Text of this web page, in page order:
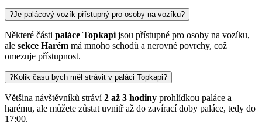
?Je palácový vozík přístupný pro osoby na vozíku?
Některé části paláce Topkapi jsou přístupné pro osoby na vozíku,
ale sekce Harém má mnoho schodů a nerovné povrchy, což
omezuje přístupnost.
?Kolik času bych měl strávit v paláci Topkapi?
Většina návštěvníků stráví2 až 3 hodiny prohlídkou paláce a
harému, ale můžete zůstat uvnitř až do zavírací doby paláce, tedy do
17:00.